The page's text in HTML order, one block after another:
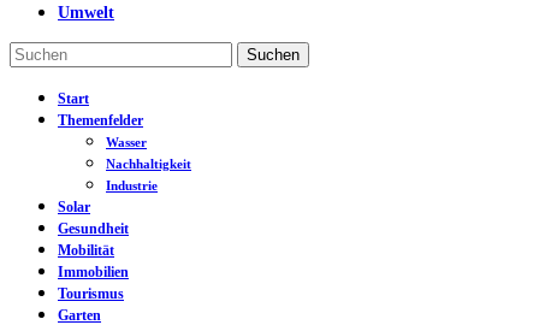
Umwelt
Start
Themenfelder
Wasser
Nachhaltigkeit
Industrie
Solar
Gesundheit
Mobilität
Immobilien
Tourismus
Garten